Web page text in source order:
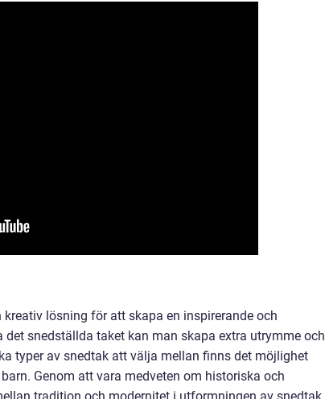
lösning för att skapa en inspirerande och
snedställda taket kan man skapa extra utrymme och
typer av snedtak att välja mellan finns det möjlighet
Genom att vara medveten om historiska och